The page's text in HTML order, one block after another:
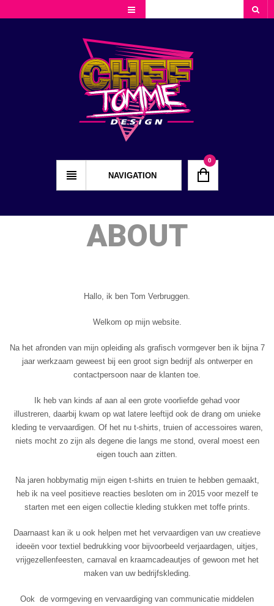
Cart
Checkout
My Account
NAVIGATION
0
ABOUT
Hallo, ik ben Tom Verbruggen.
Welkom op mijn website.
Na het afronden van mijn opleiding als grafisch vormgever ben ik bijna 7
jaar werkzaam geweest bij een groot sign bedrijf als ontwerper en
contactpersoon naar de klanten toe.
Ik heb van kinds af aan al een grote voorliefde gehad voor
illustreren, daarbij kwam op wat latere leeftijd ook de drang om unieke
kleding te vervaardigen. Of het nu t-shirts, truien of accessoires waren,
niets mocht zo zijn als degene die langs me stond, overal moest een
eigen touch aan zitten.
Na jaren hobbymatig mijn eigen t-shirts en truien te hebben gemaakt,
heb ik na veel positieve reacties besloten om in 2015 voor mezelf te
starten met een eigen collectie kleding stukken met toffe prints.
Daarnaast kan ik u ook helpen met het vervaardigen van uw creatieve
ideeën voor textiel bedrukking voor bijvoorbeeld verjaardagen, uitjes,
vrijgezellenfeesten, carnaval en kraamcadeautjes of gewoon met het
maken van uw bedrijfskleding.
Ook de vormgeving en vervaardiging van communicatie middelen